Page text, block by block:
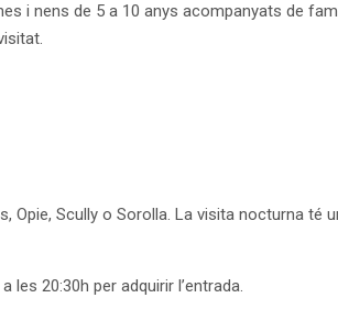
i nens de 5 a 10 anys acompanyats de
Scully o Sorolla. La visita nocturna té
les 20:30h per adquirir l’entrada.